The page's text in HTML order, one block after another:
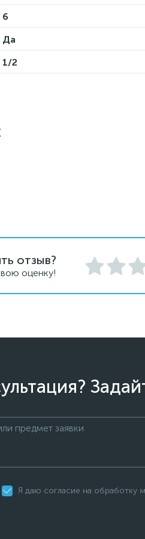
6
Да
1/2
отзыв?
оценку!
Я даю согласие на обработку